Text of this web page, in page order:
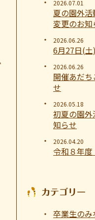
2026.07.01
夏の園外
変更のお知
2026.06.26
6月27日(
2026.06.26
開催あだ
せ
2026.05.18
初夏の園
知らせ
2026.04.20
令和８年
カテゴリー
卒業生のみ